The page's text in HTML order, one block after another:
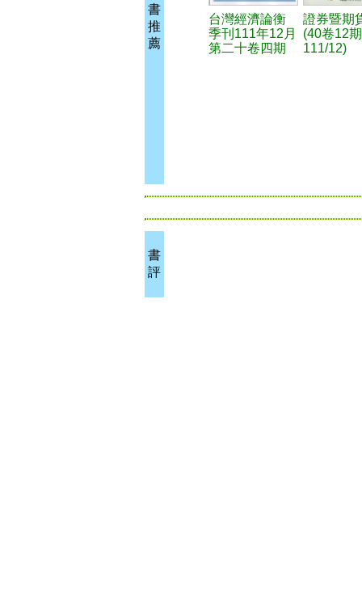
書
推
薦
台灣經濟論衡
季刊111年12月
第二十卷四期
證券暨期
(40卷12期
111/12)
書
評